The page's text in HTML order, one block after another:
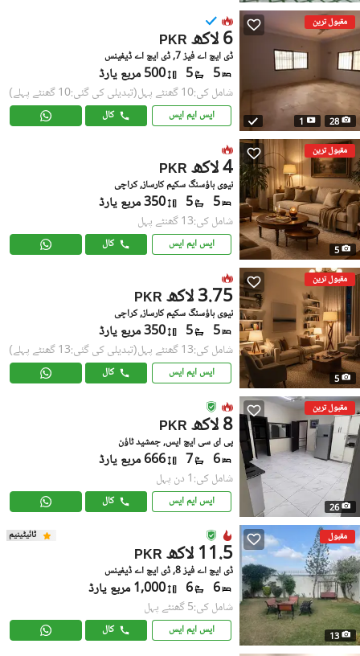
مقبول ترین
28
1
PKR 6 لاکھ
ڈی ایچ اے فیز 7, ڈی ایچ اے ڈیفینس
5
5 500 مربع یارڈ
شامل کی:10 گھنٹے پہل (تبدیلی کی گئی:10 گھنٹے پہلے)
ایس ایم ایس کال
مقبول ترین
5
PKR 4 لاکھ
نیوی ہاؤسنگ سکیم کارساز, کراچی
5
5 350 مربع یارڈ
شامل کی:13 گھنٹے پہل
ایس ایم ایس کال
مقبول ترین
5
PKR 3.75 لاکھ
نیوی ہاؤسنگ سکیم کارساز, کراچی
5
5 350 مربع یارڈ
شامل کی:13 گھنٹے پہل (تبدیلی کی گئی:13 گھنٹے پہلے)
ایس ایم ایس کال
مقبول ترین
26
PKR 8 لاکھ
پی ای سی ایچ ایس, جمشید ٹاؤن
6
7 666 مربع یارڈ
شامل کی:1 دن پہل
ایس ایم ایس کال
مقبول
13
ٹائیٹینیم
PKR 11.5 لاکھ
ڈی ایچ اے فیز 8, ڈی ایچ اے ڈیفینس
6
6 1,000 مربع یارڈ
شامل کی:5 گھنٹے پہل
ایس ایم ایس کال